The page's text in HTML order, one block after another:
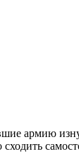
армию